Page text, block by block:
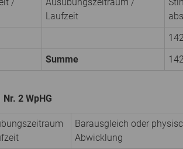
Laufzeit
Summe
2 WpHG
Barausgleich oder
Abwicklung